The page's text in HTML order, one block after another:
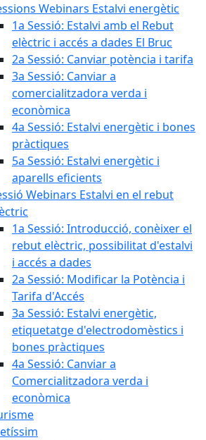
Webinars Estalvi energètic
1a Sessió: Estalvi amb el Rebut
elèctric i accés a dades El Bruc
2a Sessió: Canviar potència i tarifa
3a Sessió: Canviar a
comercialitzadora verda i
econòmica
4a Sessió: Estalvi energètic i bones
pràctiques
5a Sessió: Estalvi energètic i
aparells eficients
Webinars Estalvi en el rebut
1a Sessió: Introducció, conèixer el
rebut elèctric, possibilitat d'estalvi
i accés a dades
2a Sessió: Modificar la Potència i
Tarifa d'Accés
3a Sessió: Estalvi energètic,
etiquetatge d'electrodomèstics i
bones pràctiques
4a Sessió: Canviar a
Comercialitzadora verda i
econòmica